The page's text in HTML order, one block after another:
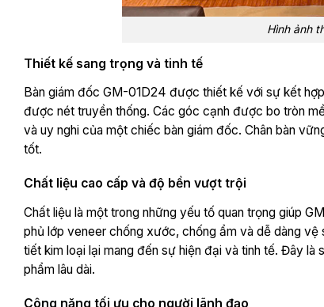
Hình ảnh
Thiết kế sang trọng và tinh tế
Bàn giám đốc GM-01D24 được thiết kế với sự kết
được nét truyền thống. Các góc cạnh được bo tròn
và uy nghi của một chiếc bàn giám đốc. Chân bàn
tốt.
Chất liệu cao cấp và độ bền vượt trội
Chất liệu là một trong những yếu tố quan trọng giúp
phủ lớp veneer chống xước, chống ẩm và dễ dàng
tiết kim loại lại mang đến sự hiện đại và tinh tế. Đây
phẩm lâu dài.
Công năng tối ưu cho người lãnh đạo